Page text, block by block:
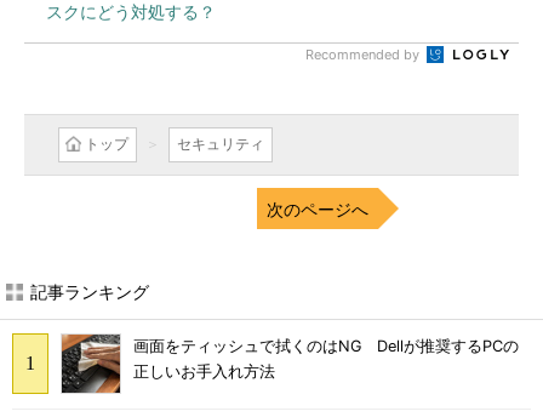
スクにどう対処する？
Recommended by
トップ セキュリティ
次のページへ
記事ランキング
画面をティッシュで拭くのはNG Dellが推奨するPCの
正しいお手入れ方法